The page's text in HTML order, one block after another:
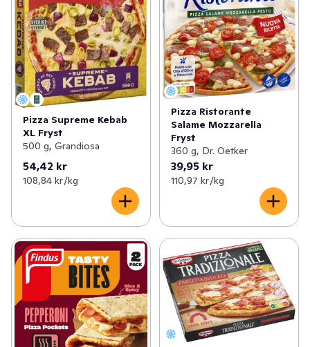
Pizza Supreme Kebab
XL Fryst
500 g, Grandiosa
54,42 kr
108,84 kr /kg
Pizza Ristorante
Salame Mozzarella
Fryst
360 g, Dr. Oetker
39,95 kr
110,97 kr /kg